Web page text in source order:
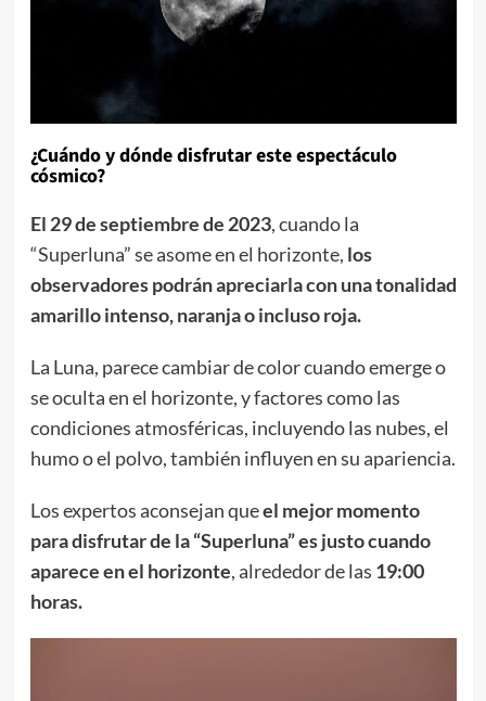
¿Cuándo y dónde disfrutar este espectáculo
cósmico?
El 29 de septiembre de 2023, cuando la
“Superluna” se asome en el horizonte, los
observadores podrán apreciarla con una tonalidad
amarillo intenso, naranja o incluso roja.
La Luna, parece cambiar de color cuando emerge o
se oculta en el horizonte, y factores como las
condiciones atmosféricas, incluyendo las nubes, el
humo o el polvo, también influyen en su apariencia.
Los expertos aconsejan queel mejor momento
para disfrutar de la “Superluna” es justo cuando
aparece en el horizonte, alrededor de las 19:00
horas.